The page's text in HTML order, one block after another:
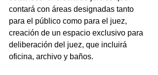
contará con áreas designadas tanto
para el público como para el juez,
creación de un espacio exclusivo para
deliberación del juez, que incluirá
oficina, archivo y baños.